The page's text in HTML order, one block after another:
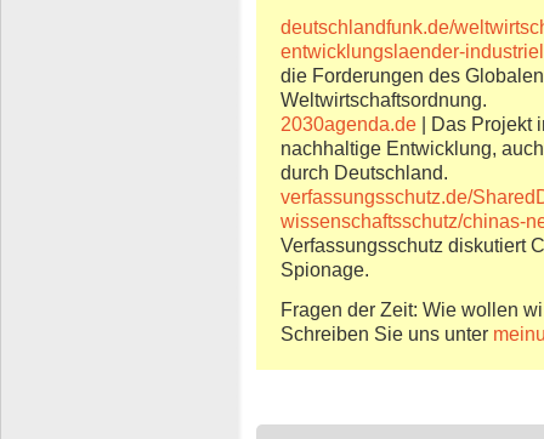
deutschlandfunk.de/
entwicklungslaender-
die Forderungen des
Weltwirtschaftsordnung.
2030agenda.de | Das Projekt
nachhaltige Entwicklung,
durch Deutschland.
verfassungsschutz.de/
wissenschaftsschutz/chinas-
Verfassungsschutz diskutiert
Spionage.
Fragen der Zeit: Wie wollen
Schreiben Sie uns unter